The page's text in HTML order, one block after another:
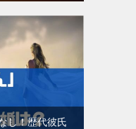
し！歴代彼氏